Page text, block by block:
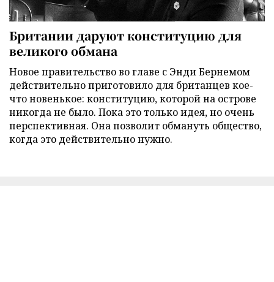
Британии даруют конституцию для
великого обмана
Новое правительство во главе с Энди Бернемом
действительно приготовило для британцев кое-
что новенькое: конституцию, которой на острове
никогда не было. Пока это только идея, но очень
перспективная. Она позволит обмануть общество,
когда это действительно нужно.